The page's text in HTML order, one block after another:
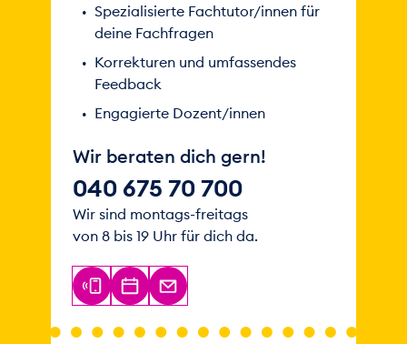
Spezialisierte Fachtutor/innen für
deine Fachfragen
Korrekturen und umfassendes
Feedback
Engagierte Dozent/innen
Wir beraten dich gern!
040 675 70 700
Wir sind montags-freitags
von 8 bis 19 Uhr für dich da.